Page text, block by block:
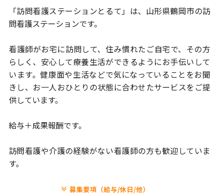
「訪問看護ステーションとるて」は、 山形県鶴岡市の訪
問看護ステーションです。
看護師がお宅に訪問して、住み慣れたご自宅で、 その方
らしく、安心して療養生活ができるようにお手伝いして
います。健康面や生活などで気になっていることをお聞
きし、 お一人おひとりの状態に合わせたサービスをご提
供しています。
給与＋成果報酬です。
訪問看護や介護の経験がない看護師の方も歓迎していま
す。
募集要項（給与/休日/他）